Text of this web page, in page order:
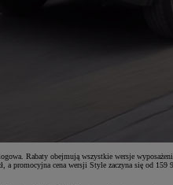
Rabaty obejmują wszystkie wersje
promocyjna cena wersji Style zaczyna się od